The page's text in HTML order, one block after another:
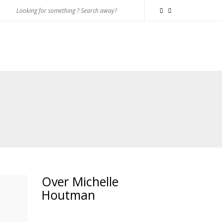
Over Michelle
Houtman